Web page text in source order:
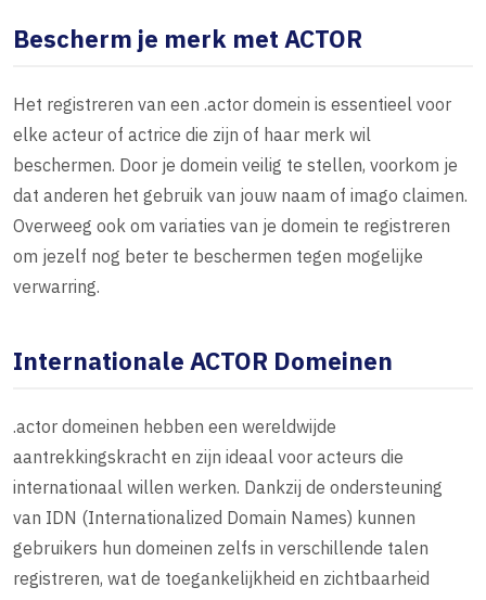
Bescherm je merk met ACTOR
Het registreren van een .actor domein is essentieel voor
elke acteur of actrice die zijn of haar merk wil
beschermen. Door je domein veilig te stellen, voorkom je
dat anderen het gebruik van jouw naam of imago claimen.
Overweeg ook om variaties van je domein te registreren
om jezelf nog beter te beschermen tegen mogelijke
verwarring.
Internationale ACTOR Domeinen
.actor domeinen hebben een wereldwijde
aantrekkingskracht en zijn ideaal voor acteurs die
internationaal willen werken. Dankzij de ondersteuning
van IDN (Internationalized Domain Names) kunnen
gebruikers hun domeinen zelfs in verschillende talen
registreren, wat de toegankelijkheid en zichtbaarheid